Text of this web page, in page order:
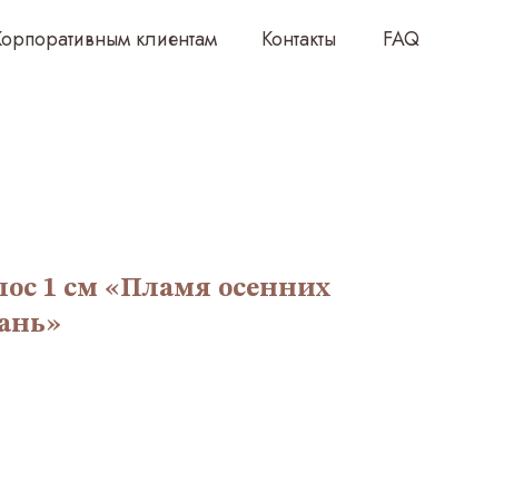
FAQ
Контакты
клиентам
1 см «Пламя осенних